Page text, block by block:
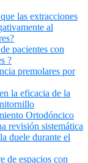
las extracciones
al
pacientes con
?
premolares por
la eficacia de la
Ortodóncico
revisión sistemática
duele durante el
de espacios con